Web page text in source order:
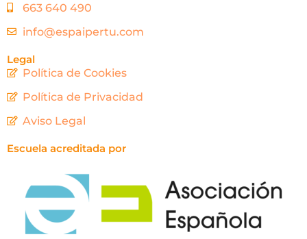
663 640 490
info@espaipertu.com
Legal
Política de Cookies
Política de Privacidad
Aviso Legal
Escuela acreditada por